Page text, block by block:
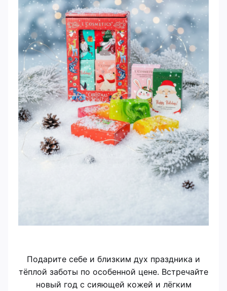
Подарите себе и близким дух праздника и
тёплой заботы по особенной цене. Встречайте
новый год с сияющей кожей и лёгким